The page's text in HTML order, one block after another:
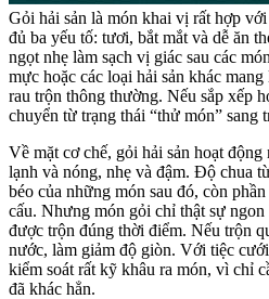
Gỏi hải sản là món khai vị rất hợp
đủ ba yếu tố: tươi, bắt mắt và dễ ăn
ngọt nhẹ làm sạch vị giác sau các
mực hoặc các loại hải sản khác
rau trộn thông thường. Nếu sắp xếp
chuyển từ trạng thái “thử món” sang
Về mặt cơ chế, gỏi hải sản hoạt
lạnh và nóng, nhẹ và đậm. Độ chua
béo của những món sau đó, còn
cấu. Nhưng món gỏi chỉ thật sự
được trộn đúng thời điểm. Nếu trộn
nước, làm giảm độ giòn. Với tiệc
kiểm soát rất kỹ khâu ra món, vì chỉ
đã khác hẳn.